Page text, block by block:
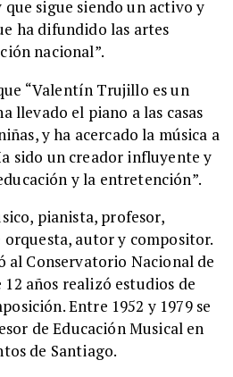
sigue siendo un activo y
ha difundido las artes
nacional”.
“Valentín Trujillo es un
llevado el piano a las casas
y ha acercado la música a
sido un creador influyente y
y la entretención”.
pianista, profesor,
autor y compositor.
al Conservatorio Nacional de
años realizó estudios de
Entre 1952 y 1979 se
de Educación Musical en
de Santiago.